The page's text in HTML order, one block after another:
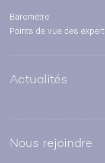
Baromètre
Points de vue des
Actualités
Nous rejoindre